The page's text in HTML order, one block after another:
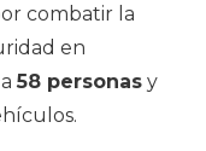
combatir la
en
a58 personas y